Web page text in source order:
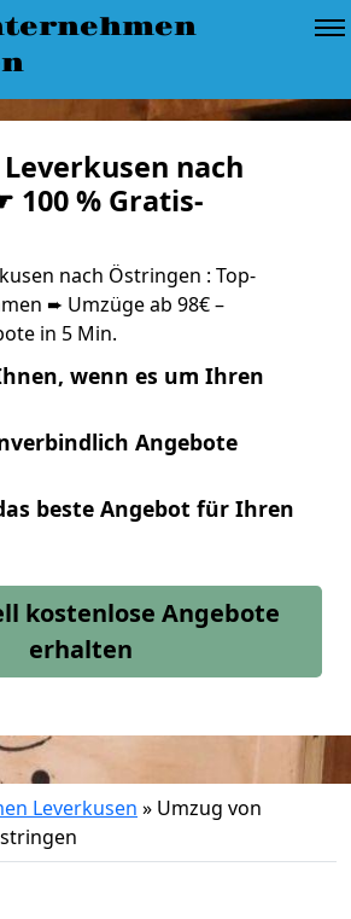
nach
100 % Gratis-
nach Östringen : Top-
➨ Umzüge ab 98€ –
in 5 Min.
wenn es um Ihren
Angebote
beste Angebot für Ihren
kostenlose Angebote
erhalten
Leverkusen » Umzug von